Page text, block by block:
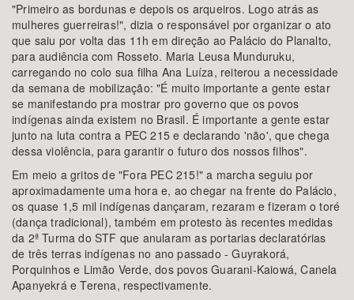
"Primeiro as bordunas e depois os arqueiros. Logo atrás as
mulheres guerreiras!", dizia o responsável por organizar o ato
que saiu por volta das 11h em direção ao Palácio do Planalto,
para audiência com Rosseto. Maria Leusa Munduruku,
carregando no colo sua filha Ana Luíza, reiterou a necessidade
da semana de mobilização: "É muito importante a gente estar
se manifestando pra mostrar pro governo que os povos
indígenas ainda existem no Brasil. É importante a gente estar
junto na luta contra a PEC 215 e declarando 'não', que chega
dessa violência, para garantir o futuro dos nossos filhos".
Em meio a gritos de "Fora PEC 215!" a marcha seguiu por
aproximadamente uma hora e, ao chegar na frente do Palácio,
os quase 1,5 mil indígenas dançaram, rezaram e fizeram o toré
(dança tradicional), também em protesto às recentes medidas
da 2ª Turma do STF que anularam as portarias declaratórias
de três terras indígenas no ano passado - Guyrakorá,
Porquinhos e Limão Verde, dos povos Guarani-Kaiowá, Canela
Apanyekrá e Terena, respectivamente.